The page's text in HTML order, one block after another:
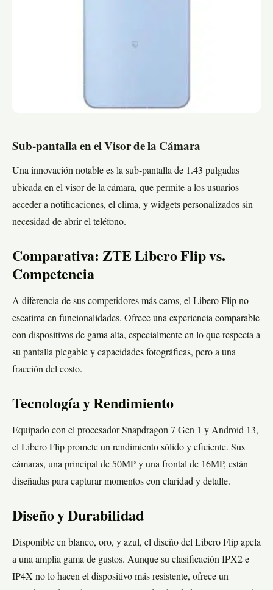
Sub-pantalla en el Visor de la Cámara
Una innovación notable es la sub-pantalla de 1.43 pulgadas
ubicada en el visor de la cámara, que permite a los usuarios
acceder a notificaciones, el clima, y widgets personalizados sin
necesidad de abrir el teléfono.
Comparativa: ZTE Libero Flip vs.
Competencia
A diferencia de sus competidores más caros, el Libero Flip no
escatima en funcionalidades. Ofrece una experiencia comparable
con dispositivos de gama alta, especialmente en lo que respecta a
su pantalla plegable y capacidades fotográficas, pero a una
fracción del costo.
Tecnología y Rendimiento
Equipado con el procesador Snapdragon 7 Gen 1 y Android 13,
el Libero Flip promete un rendimiento sólido y eficiente. Sus
cámaras, una principal de 50MP y una frontal de 16MP, están
diseñadas para capturar momentos con claridad y detalle.
Diseño y Durabilidad
Disponible en blanco, oro, y azul, el diseño del Libero Flip apela
a una amplia gama de gustos. Aunque su clasificación IPX2 e
IP4X no lo hacen el dispositivo más resistente, ofrece un